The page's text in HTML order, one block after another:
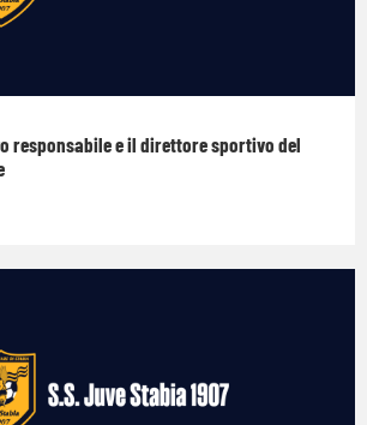
responsabile e il direttore sportivo del